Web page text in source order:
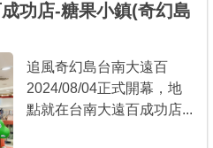
功店-糖果小鎮(奇幻島
追風奇幻島台南大遠百
2024/08/04正式開幕，地
點就在台南大遠百成功店...